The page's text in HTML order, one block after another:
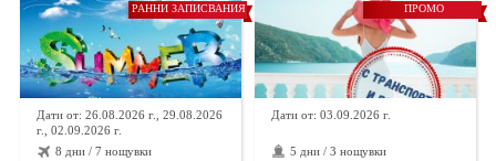
РАННИ ЗАПИСВАНИЯ
Дати от: 26.08.2026 г., 29.08.2026
г., 02.09.2026 г.
8 дни / 7 нощувки
ПРОМО
Дати от: 03.09.2026 г.
5 дни / 3 нощувки